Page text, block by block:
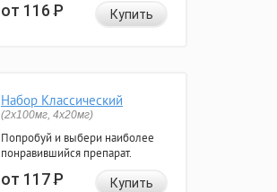
от 116Р Купить
Набор Классический
(2x100мг, 4x20мг)
Попробуй и выбери наиболее
понравившийся препарат.
от 117Р Купить